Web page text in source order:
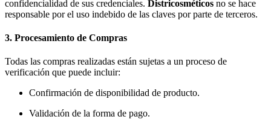
confidencialidad de sus credenciales. Districosméticos no se hace
responsable por el uso indebido de las claves por parte de terceros.
3. Procesamiento de Compras
Todas las compras realizadas están sujetas a un proceso de
verificación que puede incluir:
Confirmación de disponibilidad de producto.
Validación de la forma de pago.